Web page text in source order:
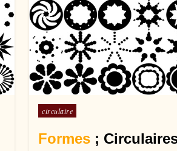
Posté dans
circulaire
Formes ;